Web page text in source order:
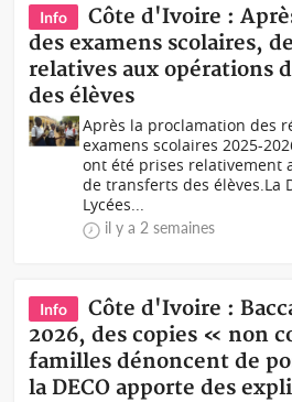
Info
Côte d'Ivoire :
des examens scolaires,
relatives aux opérations
des élèves
Après la proclamation des
examens scolaires 2025-
ont été prises relativement
de transferts des élèves.La
Lycées...
il y a 2 semaines
Info
Côte d'Ivoire :
2026, des copies « non
familles dénoncent de
la DECO apporte des